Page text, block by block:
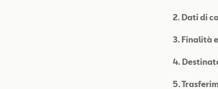
2. Dati di
3. Finalità
4.
5.